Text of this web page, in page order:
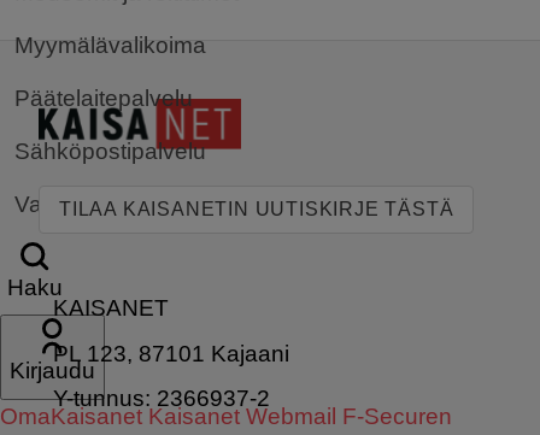
Myymälävalikoima
Päätelaitepalvelu
Sähköpostipalvelu
Valvontakamerat
Haku
Kirjaudu
OmaKaisanet Kaisanet Webmail F-Securen
TILAA KAISANETIN UUTISKIRJE TÄSTÄ
KAISANET
PL 123, 87101 Kajaani
Y-tunnus: 2366937-2